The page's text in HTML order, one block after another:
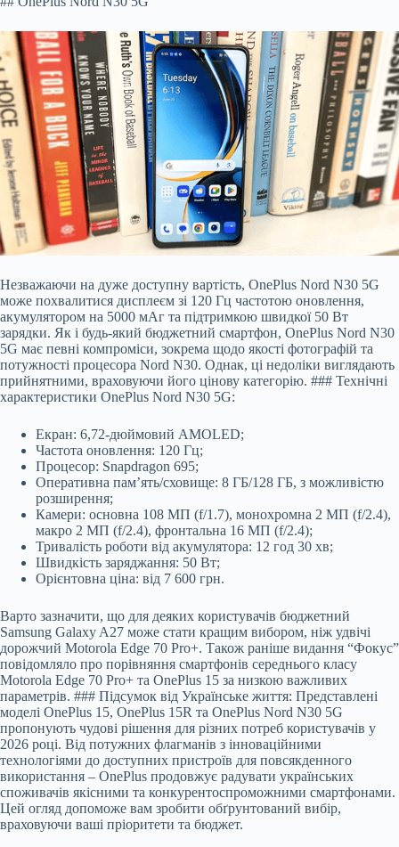
Незважаючи на дуже доступну вартість, OnePlus Nord N30 5G
може похвалитися дисплеєм зі 120 Гц частотою оновлення,
акумулятором на 5000 мАг та підтримкою швидкої 50 Вт
зарядки. Як і будь-який бюджетний смартфон, OnePlus Nord N30
5G має певні компроміси, зокрема щодо якості фотографій та
потужності процесора Nord N30. Однак, ці недоліки виглядають
прийнятними, враховуючи його цінову категорію. ### Технічні
характеристики OnePlus Nord N30 5G:
Екран: 6,72-дюймовий AMOLED;
Частота оновлення: 120 Гц;
Процесор: Snapdragon 695;
Оперативна пам’ять/сховище: 8 ГБ/128 ГБ, з можливістю
розширення;
Камери: основна 108 МП (f/1.7), монохромна 2 МП (f/2.4),
макро 2 МП (f/2.4), фронтальна 16 МП (f/2.4);
Тривалість роботи від акумулятора: 12 год 30 хв;
Швидкість заряджання: 50 Вт;
Орієнтовна ціна: від 7 600 грн.
Варто зазначити, що для деяких користувачів бюджетний
Samsung Galaxy A27 може стати кращим вибором, ніж удвічі
дорожчий Motorola Edge 70 Pro+. Також раніше видання “Фокус”
повідомляло про порівняння смартфонів середнього класу
Motorola Edge 70 Pro+ та OnePlus 15 за низкою важливих
параметрів. ### Підсумок від Українське життя: Представлені
моделі OnePlus 15, OnePlus 15R та OnePlus Nord N30 5G
пропонують чудові рішення для різних потреб користувачів у
2026 році. Від потужних флагманів з інноваційними
технологіями до доступних пристроїв для повсякденного
використання – OnePlus продовжує радувати українських
споживачів якісними та конкурентоспроможними смартфонами.
Цей огляд допоможе вам зробити обґрунтований вибір,
враховуючи ваші пріоритети та бюджет.